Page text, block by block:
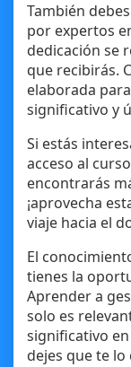
También
por expertos
dedicación se
que recibirás.
elaborada
significativo y
Si estás
acceso al
encontrarás
¡aprovecha
viaje hacia el
El
tienes la
Aprender a
solo es
significativo
dejes que te